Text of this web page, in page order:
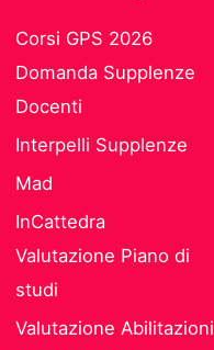
Corsi GPS 2026
Domanda Supplenze
Docenti
Interpelli Supplenze
Mad
InCattedra
Valutazione Piano di
studi
Valutazione Abilitazioni